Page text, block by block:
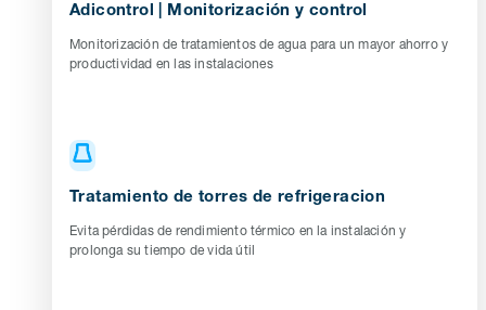
Adicontrol | Monitorización y control
Monitorización de tratamientos de agua para un mayor ahorro y
productividad en las instalaciones
Tratamiento de torres de refrigeracion
Evita pérdidas de rendimiento térmico en la instalación y
prolonga su tiempo de vida útil